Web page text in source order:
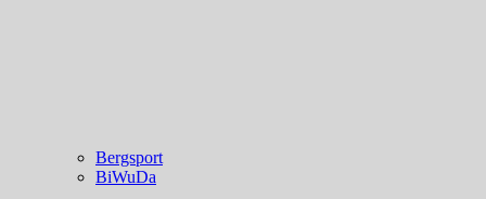
Bergsport
BiWuDa